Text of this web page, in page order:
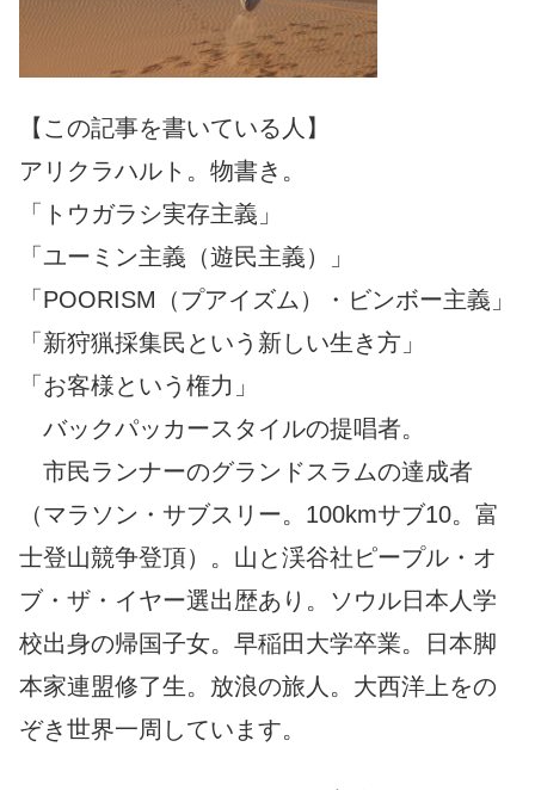
【この記事を書いている人】
アリクラハルト。物書き。
「トウガラシ実存主義」
「ユーミン主義（遊民主義）」
「POORISM（プアイズム）・ビンボー主義」
「新狩猟採集民という新しい生き方」
「お客様という権力」
バックパッカースタイルの提唱者。
市民ランナーのグランドスラムの達成者
（マラソン・サブスリー。100kmサブ10。富
士登山競争登頂）。山と渓谷社ピープル・オ
ブ・ザ・イヤー選出歴あり。ソウル日本人学
校出身の帰国子女。早稲田大学卒業。日本脚
本家連盟修了生。放浪の旅人。大西洋上をの
ぞき世界一周しています。